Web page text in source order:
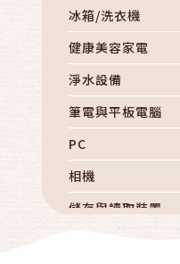
冰箱/洗衣機
健康美容家電
淨水設備
筆電與平板電腦
PC
相機
儲存與讀取裝置
電腦周邊與耗材